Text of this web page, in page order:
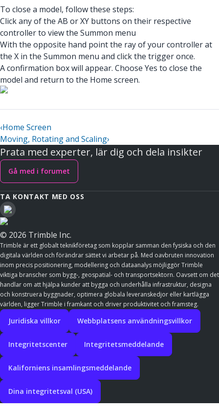
To close a model, follow these steps:
Click any of the AB or XY buttons on their respective
controller to view the Summon menu
With the opposite hand point the ray of your controller at
the X in the Summon menu and click the trigger once.
A confirmation box will appear. Choose Yes to close the
model and return to the Home screen.
‹Home Screen
Moving, Rotating and Scaling›
Prata med experter, lär dig och dela insikter
Gå med i forumet
TA KONTAKT MED OSS
© 2026 Trimble Inc.
Trimble är ett globalt teknikföretag som kopplar samman den fysiska och den
digitala världen och förändrar sättet vi arbetar på. Med oavbruten innovation
inom precis positionering, modellering och dataanalys möjliggör Trimble
viktiga branscher som bygg-, geospatial- och transportsektorn. Oavsett om det
handlar om att hjälpa kunder att bygga och underhålla infrastruktur, designa
och konstruera byggnader, optimera globala leveranskedjor eller kartlägga
världen, ligger Trimble i framkant och driver produktivitet och framsteg.
Juridiska villkor Webbplatsens användningsvillkor
Integritetscenter Integritetsmeddelande
Kaliforniens insamlingsmeddelande
Dina integritetsval (USA)